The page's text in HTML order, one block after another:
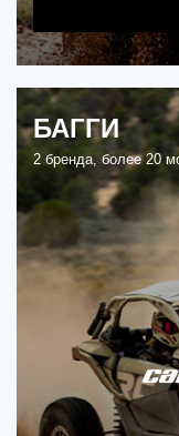
БАГГИ
2 бренда, более 20